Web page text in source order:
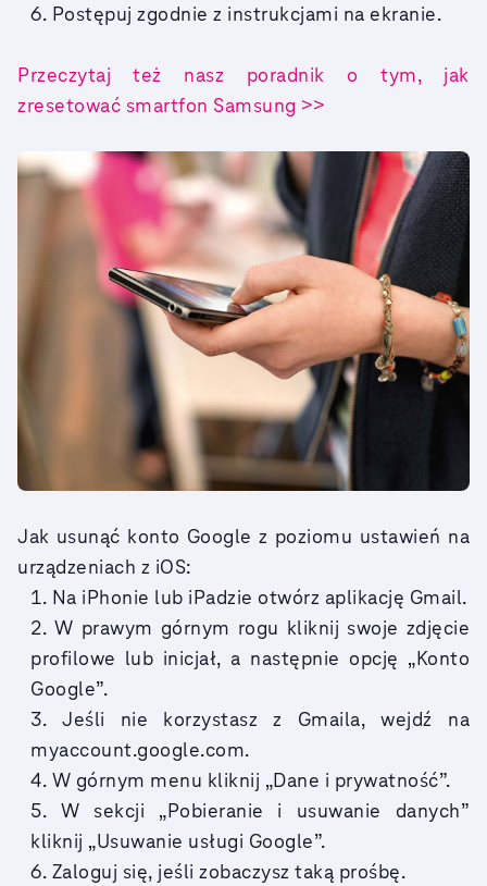
Postępuj zgodnie z instrukcjami na ekranie.
Przeczytaj też nasz poradnik o tym, jak
zresetować smartfon Samsung >>
Jak usunąć konto Google z poziomu ustawień na
urządzeniach z iOS:
Na iPhonie lub iPadzie otwórz aplikację Gmail.
W prawym górnym rogu kliknij swoje zdjęcie
profilowe lub inicjał, a następnie opcję „Konto
Google”.
Jeśli nie korzystasz z Gmaila, wejdź na
myaccount.google.com.
W górnym menu kliknij „Dane i prywatność”.
W sekcji „Pobieranie i usuwanie danych”
kliknij „Usuwanie usługi Google”.
Zaloguj się, jeśli zobaczysz taką prośbę.